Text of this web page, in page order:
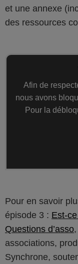
et une annexe
des ressources
Afin de
nous avons
Pour la
Pour en savoir
épisode 3 : Est-
Questions d’asso
associations,
Synchrone,